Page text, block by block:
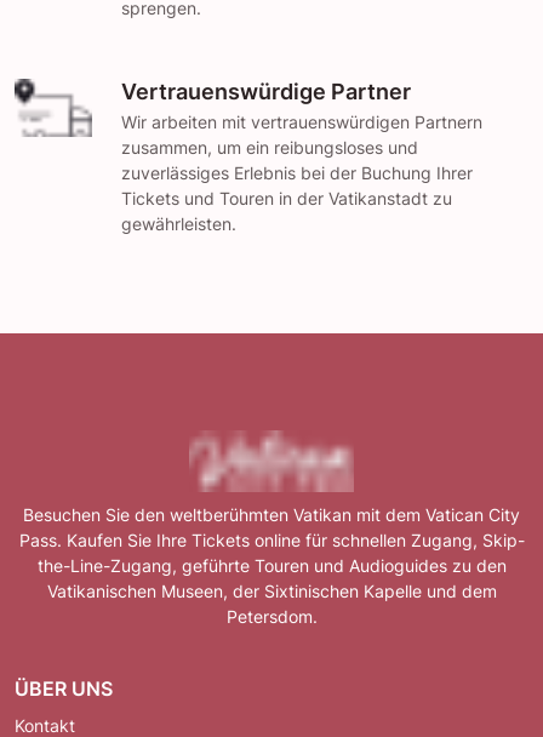
sprengen.
Vertrauenswürdige Partner
Wir arbeiten mit vertrauenswürdigen Partnern
zusammen, um ein reibungsloses und
zuverlässiges Erlebnis bei der Buchung Ihrer
Tickets und Touren in der Vatikanstadt zu
gewährleisten.
Besuchen Sie den weltberühmten Vatikan mit dem Vatican City
Pass. Kaufen Sie Ihre Tickets online für schnellen Zugang, Skip-
the-Line-Zugang, geführte Touren und Audioguides zu den
Vatikanischen Museen, der Sixtinischen Kapelle und dem
Petersdom.
ÜBER UNS
Kontakt